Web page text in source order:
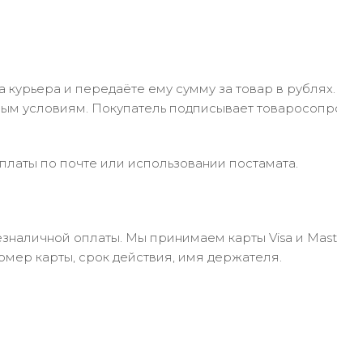
и передаёте ему сумму за товар в
условиям. Покупатель подписывает
по почте или использовании постамата.
оплаты. Мы принимаем карты Visa и
карты, срок действия, имя держателя.